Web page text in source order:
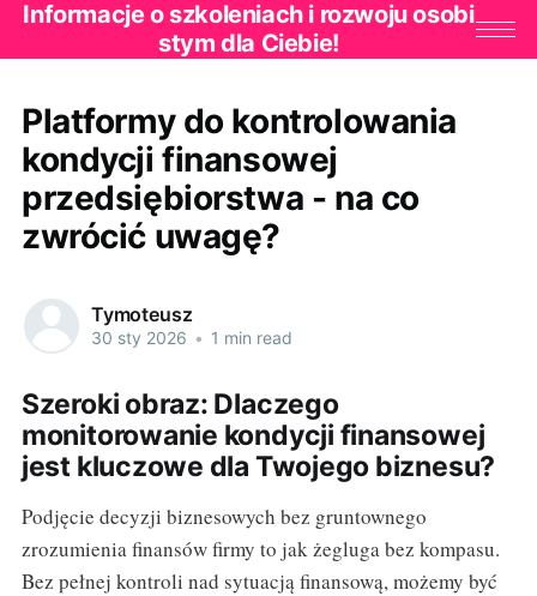
Informacje o szkoleniach i rozwoju osobi
stym dla Ciebie!
Platformy do kontrolowania
kondycji finansowej
przedsiębiorstwa - na co
zwrócić uwagę?
Tymoteusz
30 sty 2026 • 1 min read
Szeroki obraz: Dlaczego
monitorowanie kondycji finansowej
jest kluczowe dla Twojego biznesu?
Podjęcie decyzji biznesowych bez gruntownego
zrozumienia finansów firmy to jak żegluga bez kompasu.
Bez pełnej kontroli nad sytuacją finansową, możemy być